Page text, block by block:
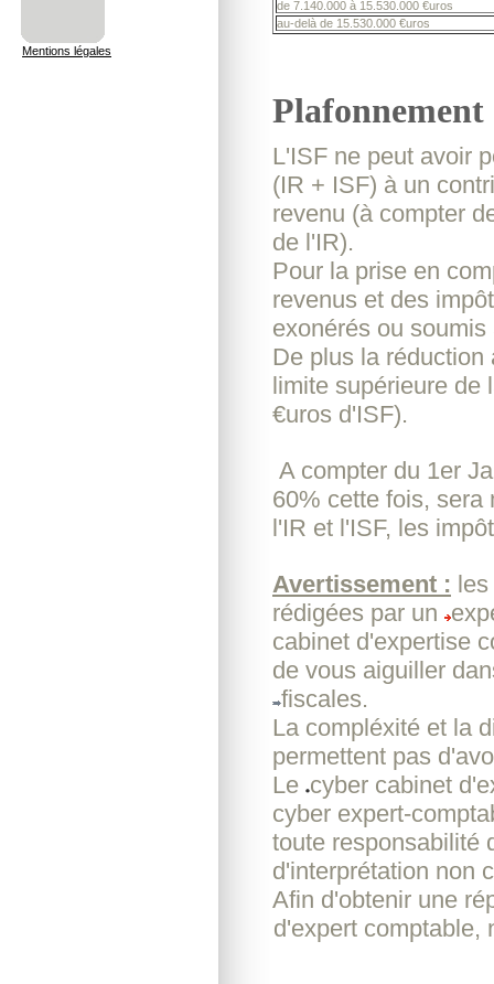
Mentions légales
de 7.140.000 à 15.530.000 €uros
au-delà de 15.530.000 €uros
L'ISF ne peut avoir
(IR + ISF) à un
revenu (à compter
de l'IR).
Pour la prise en
revenus et des
exonérés ou
De plus la
limite supérieure de
€uros d'ISF).
A compter du 1er
60% cette fois, sera
l'IR et l'ISF, les
Avertissement :
rédigées par un
cabinet d'expertise
de vous aiguiller
fiscales.
La compléxité et la
permettent pas
Le cyber cabinet
cyber expert-
toute responsabilité
d'interprétation non
Afin d'obtenir une
d'expert comptable,